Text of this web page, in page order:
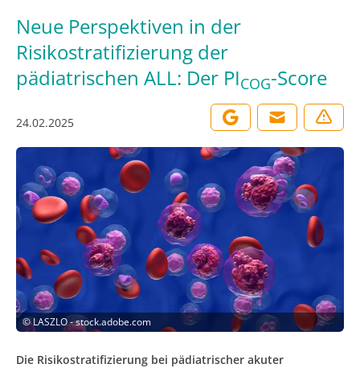
Neue Perspektiven in der
Risikostratifizierung der
pädiatrischen ALL: Der PICOG-Score
24.02.2025
©LASZLO - stock.adobe.com
Die Risikostratifizierung bei pädiatrischer akuter